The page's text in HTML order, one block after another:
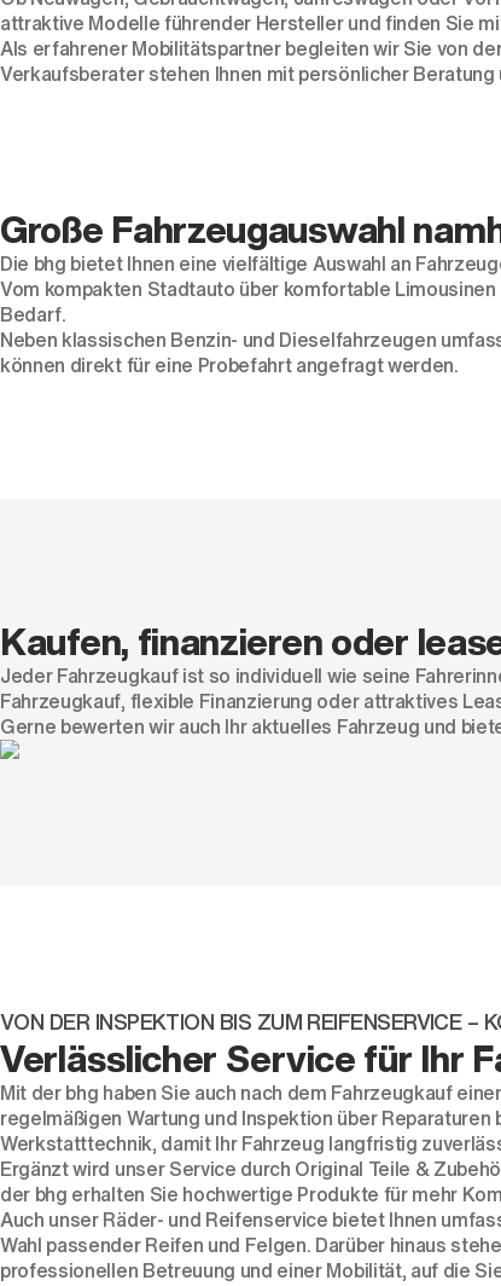
attraktive Modelle führender Hersteller und finden Sie
Als erfahrener Mobilitätspartner begleiten wir Sie von
Verkaufsberater stehen Ihnen mit persönlicher
Große Fahrzeugauswahl
Die bhg bietet Ihnen eine vielfältige Auswahl an
Vom kompakten Stadtauto über komfortable Limousinen
Bedarf.
Neben klassischen Benzin- und Dieselfahrzeugen
können direkt für eine Probefahrt angefragt werden.
Kaufen, finanzieren oder
Jeder Fahrzeugkauf ist so individuell wie seine
Fahrzeugkauf, flexible Finanzierung oder attraktives
Gerne bewerten wir auch Ihr aktuelles Fahrzeug und
VON DER INSPEKTION BIS ZUM REIFENSERVICE –
Verlässlicher Service für Ihr
Mit der bhg haben Sie auch nach dem Fahrzeugkauf
regelmäßigen Wartung und Inspektion über
Werkstatttechnik, damit Ihr Fahrzeug langfristig
Ergänzt wird unser Service durch Original Teile &
der bhg erhalten Sie hochwertige Produkte für mehr
Auch unser Räder- und Reifenservice bietet Ihnen
Wahl passender Reifen und Felgen. Darüber hinaus
professionellen Betreuung und einer Mobilität, auf die